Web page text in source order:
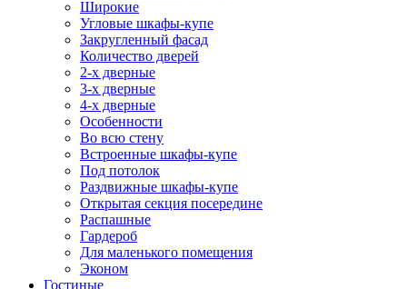
Широкие
Угловые шкафы-купе
Закругленный фасад
Количество дверей
2-х дверные
3-х дверные
4-х дверные
Особенности
Во всю стену
Встроенные шкафы-купе
Под потолок
Раздвижные шкафы-купе
Открытая секция посередине
Распашные
Гардероб
Для маленького помещения
Эконом
Гостиные